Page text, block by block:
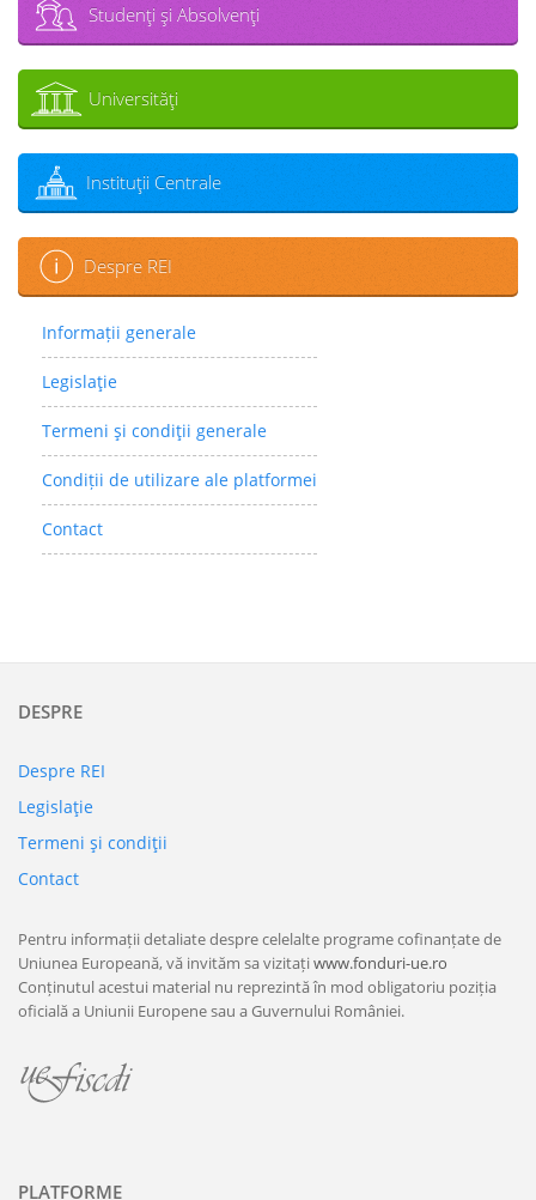
Studenţi şi Absolvenţi
Universităţi
Instituţii Centrale
Despre REI
Informații generale
Legislaţie
Termeni şi condiţii generale
Condiții de utilizare ale platformei
Contact
DESPRE
Despre REI
Legislaţie
Termeni şi condiţii
Contact
Pentru informații detaliate despre celelalte programe cofinanțate de
Uniunea Europeană, vă invităm sa vizitațiwww.fonduri-ue.ro
Conținutul acestui material nu reprezintă în mod obligatoriu poziția
oficială a Uniunii Europene sau a Guvernului României.
PLATFORME